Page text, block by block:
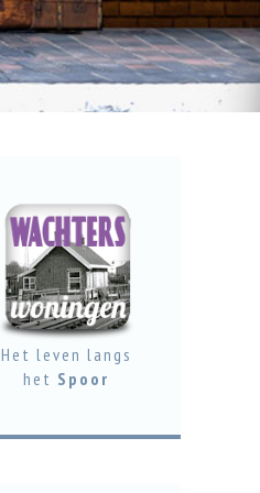
Het leven langs
het Spoor